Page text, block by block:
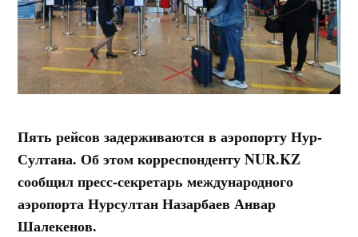
Пять рейсов задерживаются в аэропорту Нур-
Султана. Об этом корреспонденту NUR.KZ
сообщил пресс-секретарь международного
аэропорта Нурсултан Назарбаев Анвар
Шалекенов.